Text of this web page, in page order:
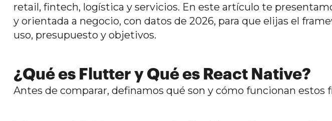
retail, fintech, logística y servicios. En este artículo te
y orientada a negocio, con datos de 2026, para que elijas el
uso, presupuesto y objetivos.
¿Qué es Flutter y Qué es React Native?
Antes de comparar, definamos qué son y cómo funcionan estos